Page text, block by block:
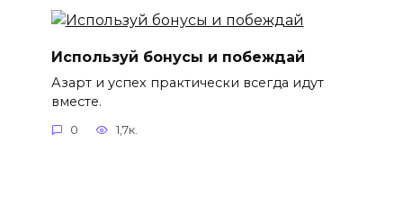
Используй бонусы и побеждай
Азарт и успех практически всегда идут
вместе.
0 1,7к.